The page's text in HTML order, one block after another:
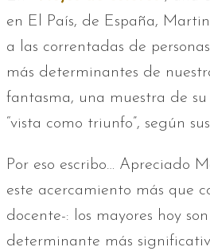
en El País, de España,
a las correntadas de
más determinantes de
fantasma, una muestra de
“vista como triunfo”, según
Por eso escribo… Apreciado
este acercamiento más que
docente-: los mayores hoy
determinante más